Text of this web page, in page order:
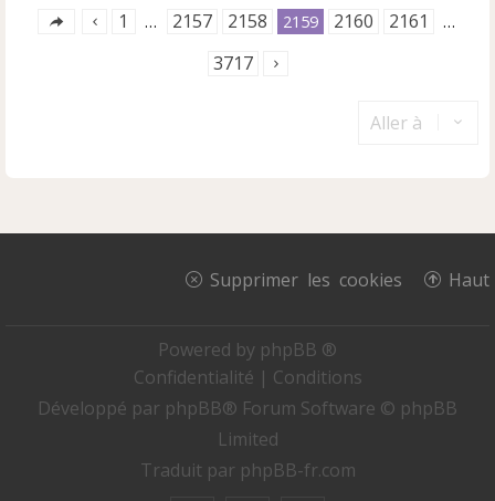
1 … 2157 2158 2159 2160 2161 …
3717
Aller à
Haut
Supprimer les cookies
Powered by phpBB ®
Confidentialité | Conditions
Développé par phpBB® Forum Software © phpBB
Limited
Traduit par phpBB-fr.com